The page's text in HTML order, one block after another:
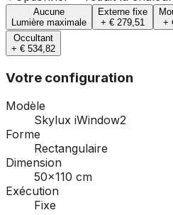
Aucune
Lumière maximale
Externe fixe
+ € 279,51
+
Occultant
+ € 534,82
Votre configuration
Modèle
Skylux iWindow2
Forme
Rectangulaire
Dimension
50×110 cm
Exécution
Fixe